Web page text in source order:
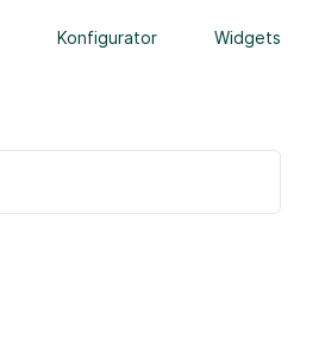
Konfigurator Widgets